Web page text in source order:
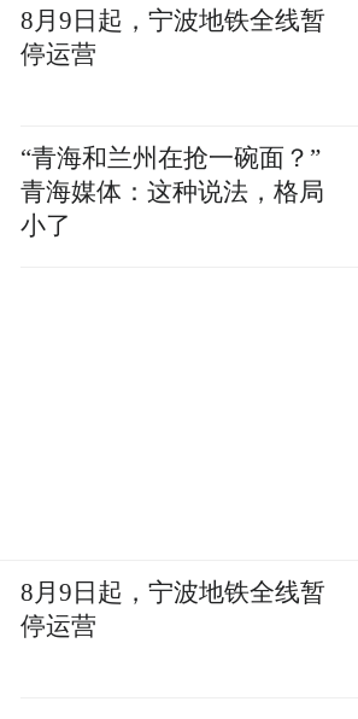
8月9日起，宁波地铁全线暂
停运营
“青海和兰州在抢一碗面？”
青海媒体：这种说法，格局
小了
8月9日起，宁波地铁全线暂
停运营